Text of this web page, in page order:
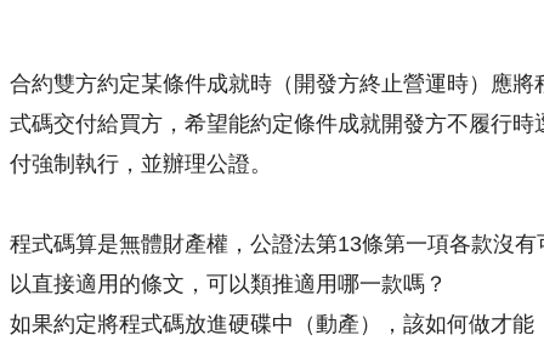
合約雙方約定某條件成就時（開發方終止營運時）應將
式碼交付給買方，希望能約定條件成就開發方不履行時
付強制執行，並辦理公證。
程式碼算是無體財產權，公證法第13條第一項各款沒有
以直接適用的條文，可以類推適用哪一款嗎？
如果約定將程式碼放進硬碟中（動產），該如何做才能